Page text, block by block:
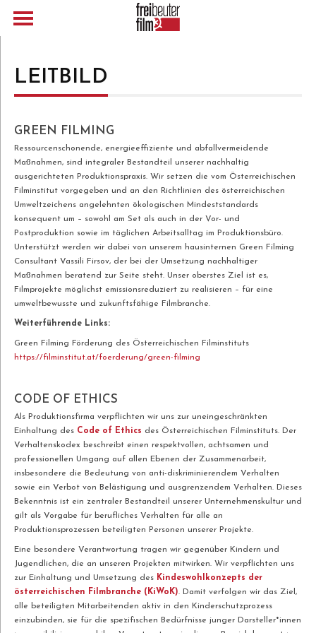
LEITBILD
GREEN FILMING
Ressourcenschonende, energieeffiziente und abfallvermeidende
Maßnahmen, sind integraler Bestandteil unserer nachhaltig
ausgerichteten Produktionspraxis. Wir setzen die vom Österreichischen
Filminstitut vorgegeben und an den Richtlinien des österreichischen
Umweltzeichens angelehnten ökologischen Mindeststandards
konsequent um – sowohl am Set als auch in der Vor- und
Postproduktion sowie im täglichen Arbeitsalltag im Produktionsbüro.
Unterstützt werden wir dabei von unserem hausinternen Green Filming
Consultant Vassili Firsov, der bei der Umsetzung nachhaltiger
Maßnahmen beratend zur Seite steht. Unser oberstes Ziel ist es,
Filmprojekte möglichst emissionsreduziert zu realisieren – für eine
umweltbewusste und zukunftsfähige Filmbranche.
Weiterführende Links:
Green Filming Förderung des Österreichischen Filminstituts
https://filminstitut.at/foerderung/green-filming
CODE OF ETHICS
Als Produktionsfirma verpflichten wir uns zur uneingeschränkten
Einhaltung des Code of Ethics des Österreichischen Filminstituts. Der
Verhaltenskodex beschreibt einen respektvollen, achtsamen und
professionellen Umgang auf allen Ebenen der Zusammenarbeit,
insbesondere die Bedeutung von anti-diskriminierendem Verhalten
sowie ein Verbot von Belästigung und ausgrenzendem Verhalten. Dieses
Bekenntnis ist ein zentraler Bestandteil unserer Unternehmenskultur und
gilt als Vorgabe für berufliches Verhalten für alle an
Produktionsprozessen beteiligten Personen unserer Projekte.
Eine besondere Verantwortung tragen wir gegenüber Kindern und
Jugendlichen, die an unseren Projekten mitwirken. Wir verpflichten uns
zur Einhaltung und Umsetzung des Kindeswohlkonzepts der
österreichischen Filmbranche (KiWoK). Damit verfolgen wir das Ziel,
alle beteiligten Mitarbeitenden aktiv in den Kinderschutzprozess
einzubinden, sie für die spezifischen Bedürfnisse junger Darsteller*innen